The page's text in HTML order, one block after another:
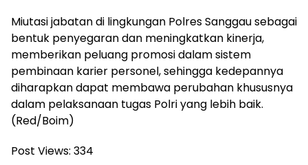
Miutasi jabatan di lingkungan Polres Sanggau sebagai
bentuk penyegaran dan meningkatkan kinerja,
memberikan peluang promosi dalam sistem
pembinaan karier personel, sehingga kedepannya
diharapkan dapat membawa perubahan khususnya
dalam pelaksanaan tugas Polri yang lebih baik.
(Red/Boim)
Post Views: 334